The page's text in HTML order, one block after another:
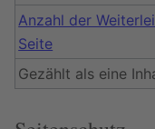
Anzahl der
Seite
Gezählt als eine